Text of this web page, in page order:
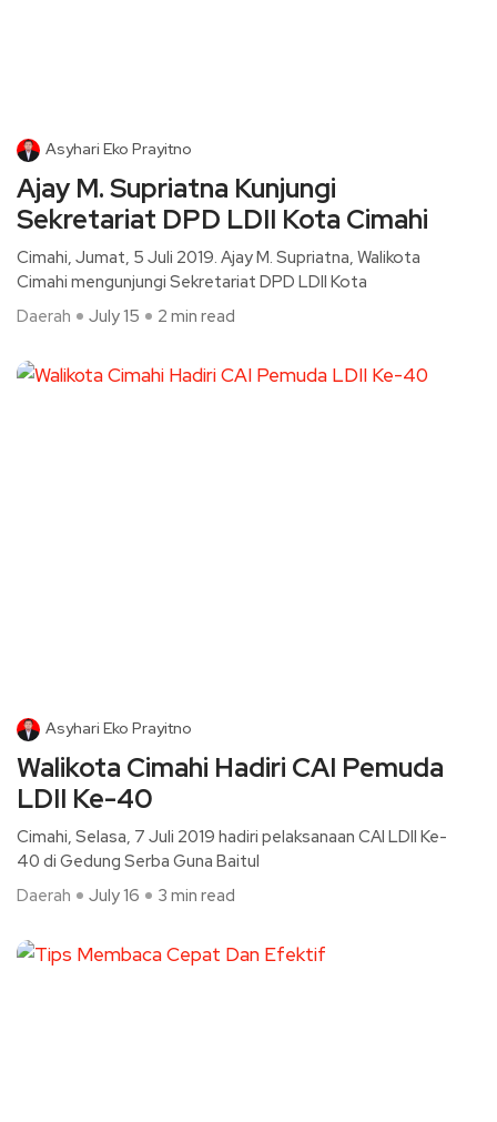
Asyhari Eko Prayitno
Ajay M. Supriatna Kunjungi
Sekretariat DPD LDII Kota Cimahi
Cimahi, Jumat, 5 Juli 2019. Ajay M. Supriatna, Walikota
Cimahi mengunjungi Sekretariat DPD LDII Kota
Daerah
July 15 2 min read
Asyhari Eko Prayitno
Walikota Cimahi Hadiri CAI Pemuda
LDII Ke-40
Cimahi, Selasa, 7 Juli 2019 hadiri pelaksanaan CAI LDII Ke-
40 di Gedung Serba Guna Baitul
Daerah
July 16 3 min read